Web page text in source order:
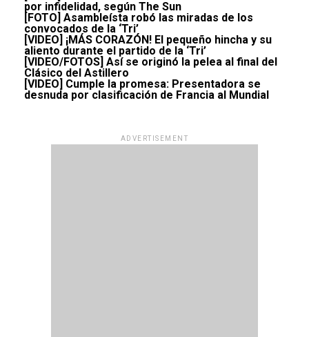
por infidelidad, según The Sun
[FOTO] Asambleísta robó las miradas de los
convocados de la ‘Tri’
[VIDEO] ¡MÁS CORAZÓN! El pequeño hincha y su
aliento durante el partido de la ‘Tri’
[VIDEO/FOTOS] Así se originó la pelea al final del
Clásico del Astillero
[VIDEO] Cumple la promesa: Presentadora se
desnuda por clasificación de Francia al Mundial
ADVERTISEMENT